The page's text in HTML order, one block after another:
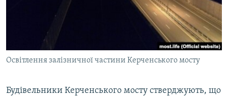
СВІДЧЕННЯ ОКУПАЦІЇ
ІНФОГРАФІКА
Qırımtatar
ДОЛУЧАЙСЯ!
Освітлення залізничної частини Керченського мосту
Будівельники Керченського мосту стверджують, що